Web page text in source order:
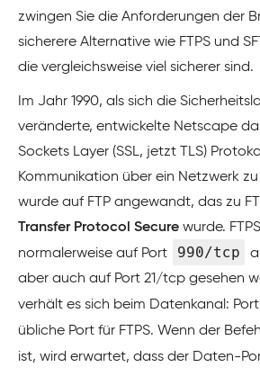
zwingen Sie die Anforderungen der
sicherere Alternative wie FTPS und
die vergleichsweise viel sicherer sind.
Im Jahr 1990, als sich die
veränderte, entwickelte Netscape
Sockets Layer (SSL, jetzt TLS)
Kommunikation über ein Netzwerk
wurde auf FTP angewandt, das zu
Transfer Protocol Secure wurde.
normalerweise auf Port
990/tcp
aber auch auf Port 21/tcp gesehen
verhält es sich beim Datenkanal: Port
übliche Port für FTPS. Wenn der
ist, wird erwartet, dass der Daten-